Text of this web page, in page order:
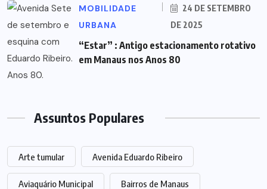
MOBILIDADE
URBANA
24 DE SETEMBRO
DE 2025
“Estar” : Antigo estacionamento rotativo
em Manaus nos Anos 80
Assuntos Populares
Arte tumular Avenida Eduardo Ribeiro
Aviaquário Municipal Bairros de Manaus